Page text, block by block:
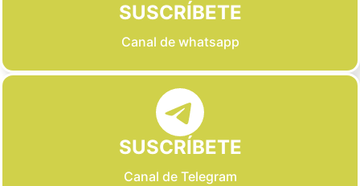
SUSCRÍBETE
Canal de whatsapp
SUSCRÍBETE
Canal de Telegram